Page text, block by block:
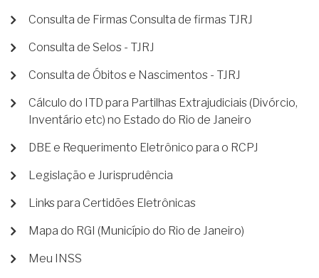
Consulta de Firmas Consulta de firmas TJRJ
Consulta de Selos - TJRJ
Consulta de Óbitos e Nascimentos - TJRJ
Cálculo do ITD para Partilhas Extrajudiciais (Divórcio,
Inventário etc) no Estado do Rio de Janeiro
DBE e Requerimento Eletrônico para o RCPJ
Legislação e Jurisprudência
Links para Certidões Eletrônicas
Mapa do RGI (Município do Rio de Janeiro)
Meu INSS